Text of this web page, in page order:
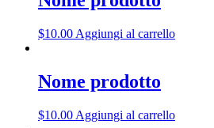
$10.00 Aggiungi al carrello
Nome prodotto
$10.00 Aggiungi al carrello